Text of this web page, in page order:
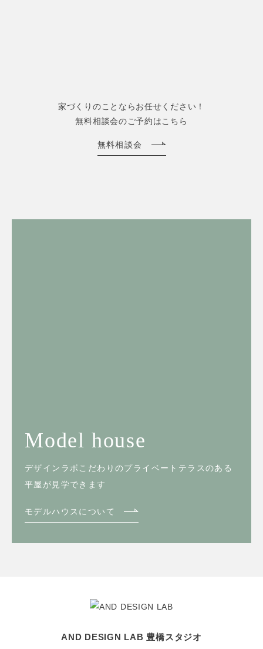
家づくりのことならお任せください！
無料相談会のご予約はこちら
無料相談会
Model house
デザインラボこだわりのプライベートテラスのある
平屋が見学できます
モデルハウスについて
AND DESIGN LAB 豊橋スタジオ